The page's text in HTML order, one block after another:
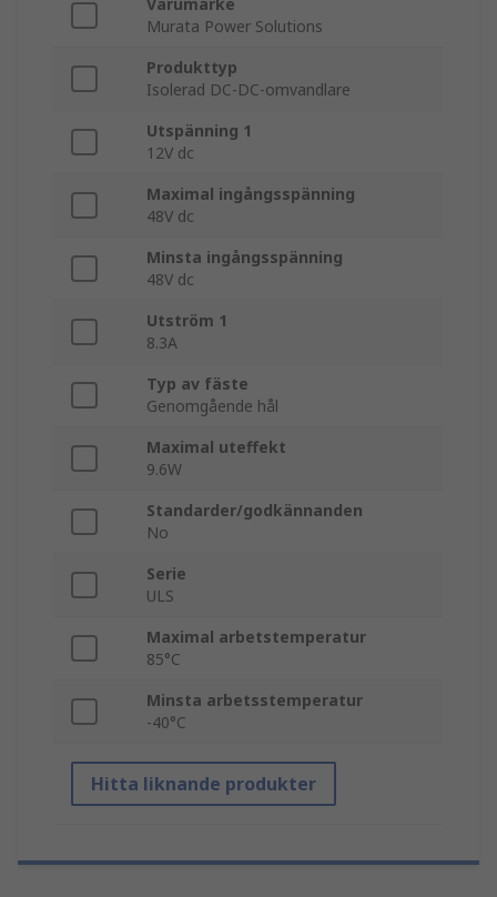
Varumärke
Murata Power Solutions
Produkttyp
Isolerad DC-DC-omvandlare
Utspänning 1
12V dc
Maximal ingångsspänning
48V dc
Minsta ingångsspänning
48V dc
Utström 1
8.3A
Typ av fäste
Genomgående hål
Maximal uteffekt
9.6W
Standarder/godkännanden
No
Serie
ULS
Maximal arbetstemperatur
85°C
Minsta arbetsstemperatur
-40°C
Hitta liknande produkter